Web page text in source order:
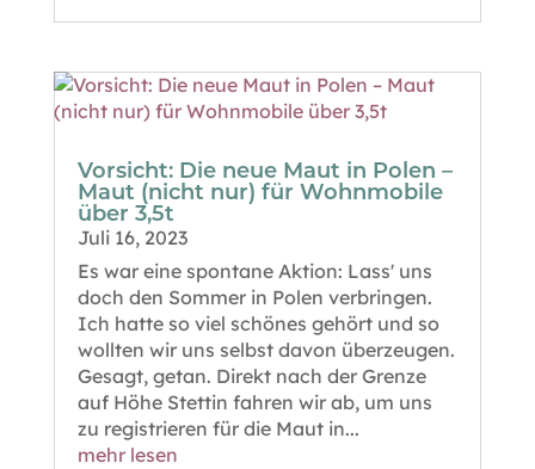
Vorsicht: Die neue Maut in Polen –
Maut (nicht nur) für Wohnmobile
über 3,5t
Juli 16, 2023
Es war eine spontane Aktion: Lass' uns
doch den Sommer in Polen verbringen.
Ich hatte so viel schönes gehört und so
wollten wir uns selbst davon überzeugen.
Gesagt, getan. Direkt nach der Grenze
auf Höhe Stettin fahren wir ab, um uns
zu registrieren für die Maut in...
mehr lesen